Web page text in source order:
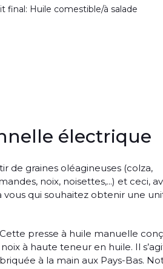
final: Huile comestible/à salade
électrique
de graines oléagineuses (colza,
noix, noisettes,...) et ceci,
vous qui souhaitez obtenir une
presse à huile manuelle
à haute teneur en huile. Il
à la main aux Pays-Bas.